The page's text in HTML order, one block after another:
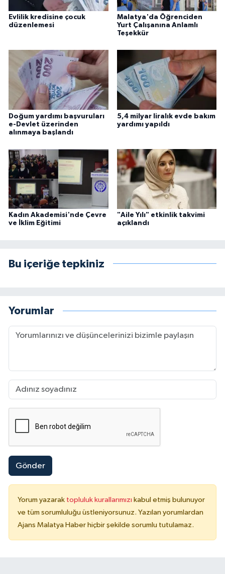
Evlilik kredisine çocuk
düzenlemesi
Malatya'da Öğrenciden
Yurt Çalışanına Anlamlı
Teşekkür
Doğum yardımı başvuruları
e-Devlet üzerinden
alınmaya başlandı
5,4 milyar liralık evde bakım
yardımı yapıldı
Kadın Akademisi'nde Çevre
ve İklim Eğitimi
"Aile Yılı" etkinlik takvimi
açıklandı
Bu içeriğe tepkiniz
Yorumlar
Gönder
Yorum yazarak topluluk kurallarımızı kabul etmiş bulunuyor
ve tüm sorumluluğu üstleniyorsunuz. Yazılan yorumlardan
Ajans Malatya Haber hiçbir şekilde sorumlu tutulamaz.